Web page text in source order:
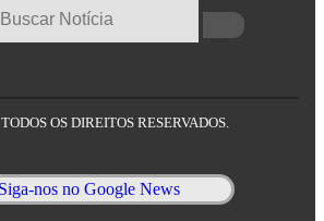
OS DIREITOS RESERVADOS.